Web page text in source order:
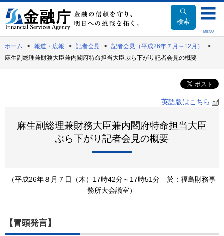
文
へ
動
検索
MENU
ホーム 報道・広報 記者会見
記者会見（平成26年７月～12月）
麻生副総理兼財務大臣兼内閣府特命担当大臣ぶら下がり記者会見の概要
英語版はこちら
麻生副総理兼財務大臣兼内閣府特命担当大臣
ぶら下がり記者会見の概要
（平成26年８月７日（木）17時42分～17時51分
於：福島財務事
務所大会議室）
【冒頭発言】